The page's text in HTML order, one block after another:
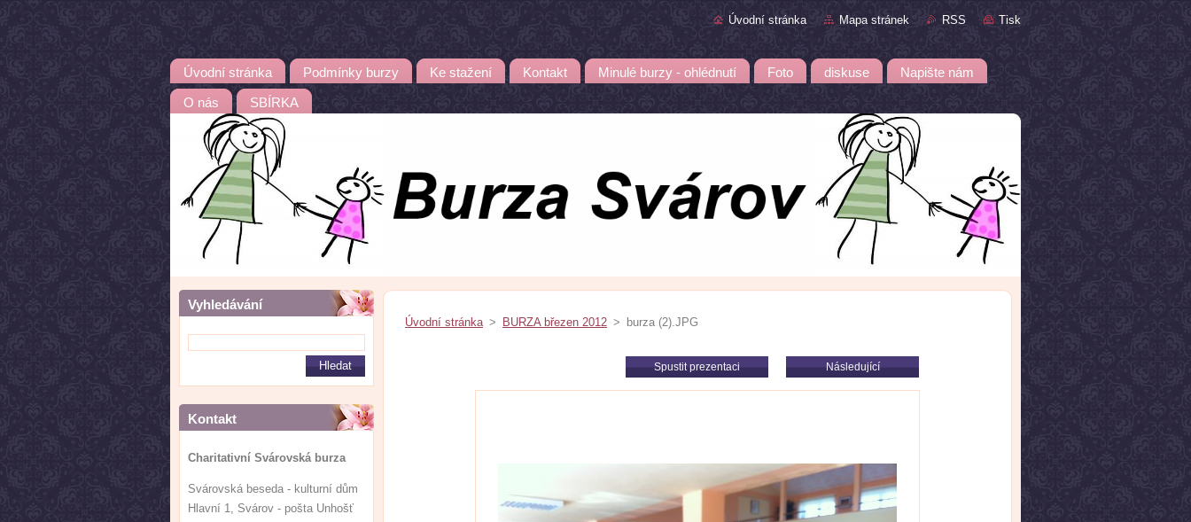
Úvodní stránka Mapa stránek RSS Tisk
Úvodní stránka Podmínky burzy Ke stažení Kontakt Minulé burzy - ohlédnutí Foto diskuse Napište nám
O nás SBÍRKA
Vyhledávání
Kontakt
Charitativní Svárovská burza
Svárovská beseda - kulturní dům
Hlavní 1, Svárov - pošta Unhošť
Úvodní stránka > BURZA březen 2012 > burza (2).JPG
Spustit prezentaci Následující